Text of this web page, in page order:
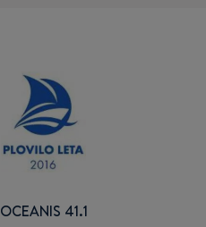
OCEANIS 41.1